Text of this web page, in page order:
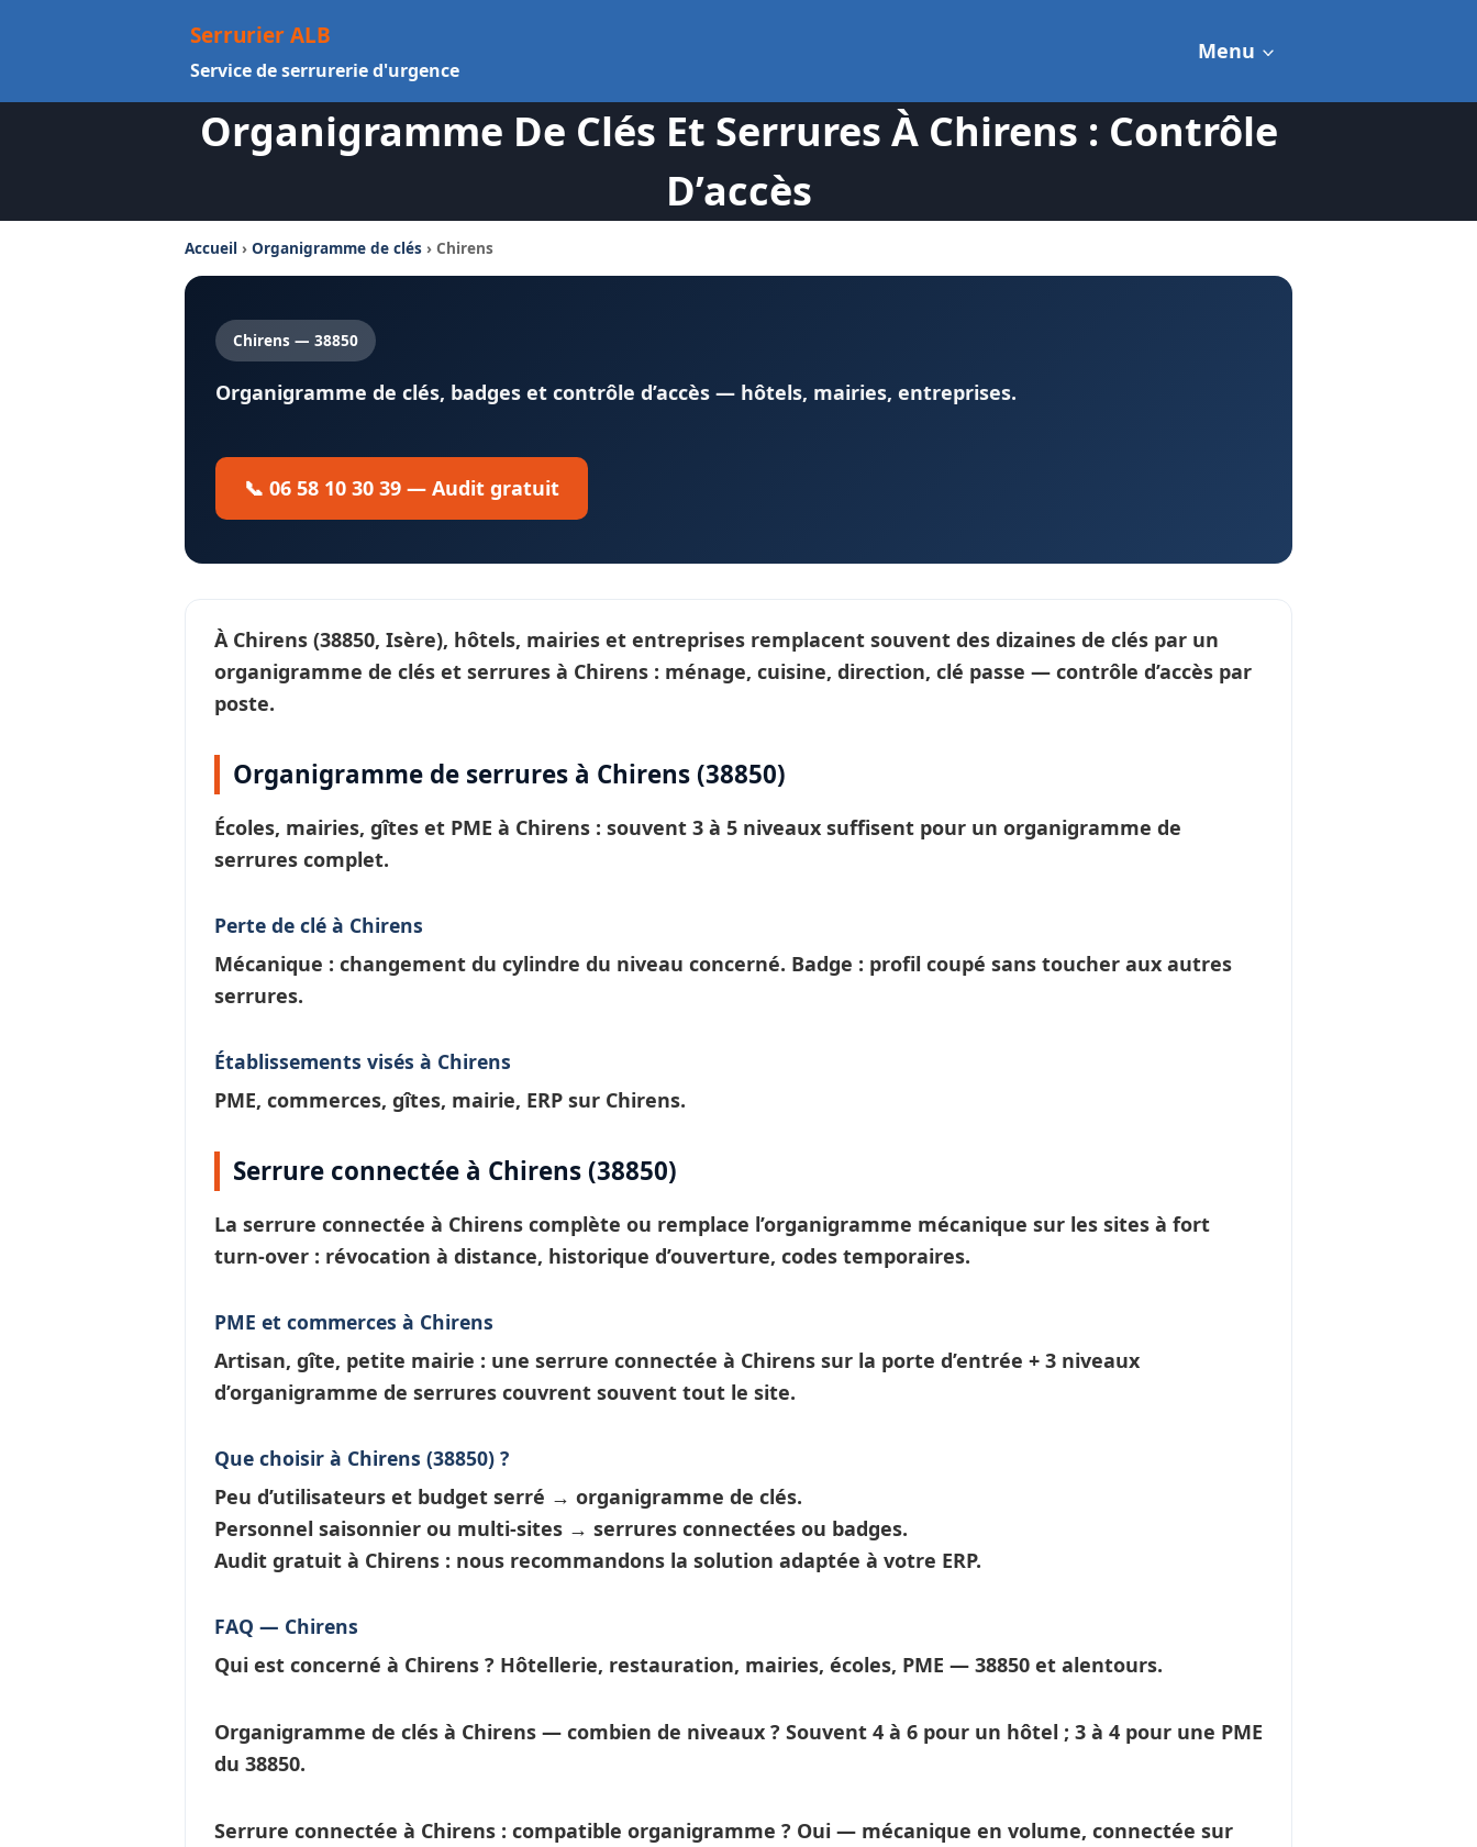
Serrurier ALB
Service de serrurerie d'urgence
Menu
Organigramme De Clés Et Serrures À Chirens : Contrôle
D’accès
Accueil › Organigramme de clés › Chirens
Chirens — 38850
Organigramme de clés, badges et contrôle d’accès — hôtels, mairies, entreprises.
📞 06 58 10 30 39 — Audit gratuit
À Chirens (38850, Isère), hôtels, mairies et entreprises remplacent souvent des dizaines de clés par un
organigramme de clés et serrures à Chirens : ménage, cuisine, direction, clé passe — contrôle d’accès par
poste.
Organigramme de serrures à Chirens (38850)
Écoles, mairies, gîtes et PME à Chirens : souvent 3 à 5 niveaux suffisent pour un organigramme de
serrures complet.
Perte de clé à Chirens
Mécanique : changement du cylindre du niveau concerné. Badge : profil coupé sans toucher aux autres
serrures.
Établissements visés à Chirens
PME, commerces, gîtes, mairie, ERP sur Chirens.
Serrure connectée à Chirens (38850)
La serrure connectée à Chirens complète ou remplace l’organigramme mécanique sur les sites à fort
turn-over : révocation à distance, historique d’ouverture, codes temporaires.
PME et commerces à Chirens
Artisan, gîte, petite mairie : une serrure connectée à Chirens sur la porte d’entrée + 3 niveaux
d’organigramme de serrures couvrent souvent tout le site.
Que choisir à Chirens (38850) ?
Peu d’utilisateurs et budget serré → organigramme de clés.
Personnel saisonnier ou multi-sites → serrures connectées ou badges.
Audit gratuit à Chirens : nous recommandons la solution adaptée à votre ERP.
FAQ — Chirens
Qui est concerné à Chirens ? Hôtellerie, restauration, mairies, écoles, PME — 38850 et alentours.
Organigramme de clés à Chirens — combien de niveaux ? Souvent 4 à 6 pour un hôtel ; 3 à 4 pour une PME
du 38850.
Serrure connectée à Chirens : compatible organigramme ? Oui — mécanique en volume, connectée sur